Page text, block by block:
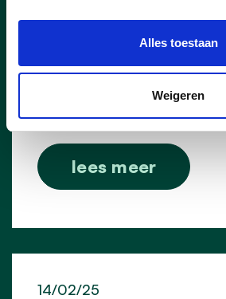
Alles toestaan
Weigeren
een Safety Drone van de
en Fluvia, die de
schatten. Het dak van de
voetbalclub Racing
uitvalsbasis voor deze
lees meer
14/02/25